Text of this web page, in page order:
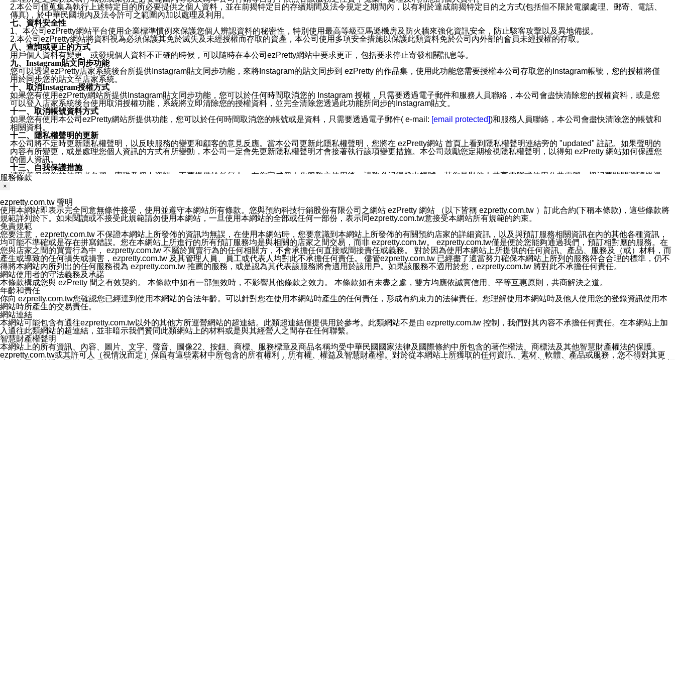
2.本公司僅蒐集為執行上述特定目的所必要提供之個人資料，並在前揭特定目的存續期間及法令規定之期間內，以有利於達成前揭特定目的之方式(包括但不限於電腦處理、郵寄、電話、
傳真)，於中華民國境內及法令許可之範圍內加以處理及利用。
七、資料安全性
1、本公司ezPretty網站平台使用企業標準慣例來保護您個人辨認資料的秘密性，特別使用最高等級亞馬遜機房及防火牆來強化資訊安全，防止駭客攻擊以及異地備援。
2.本公司ezPretty網站將資料視為必須保護其免於滅失及未經授權而存取的資產，本公司使用多項安全措施以保護此類資料免於公司內外部的會員未經授權的存取。
八、查詢或更正的方式
用戶個人資料有變更、或發現個人資料不正確的時候，可以隨時在本公司ezPretty網站中要求更正，包括要求停止寄發相關訊息等。
九、Instagram貼文同步功能
您可以透過ezPretty店家系統後台所提供Instagram貼文同步功能，來將Instagram的貼文同步到 ezPretty 的作品集，使用此功能您需要授權本公司存取您的Instagram帳號，您的授權將僅
用於同步您的貼文至店家系統。
十、取消Instagram授權方式
如果您有使用ezPretty網站所提供Instagram貼文同步功能，您可以於任何時間取消您的 Instagram 授權，只需要透過電子郵件和服務人員聯絡，本公司會盡快清除您的授權資料，或是您
可以登入店家系統後台使用取消授權功能，系統將立即清除您的授權資料，並完全清除您透過此功能所同步的Instagram貼文。
十一、取消帳號資料方式
如果您有使用本公司ezPretty網站所提供功能，您可以於任何時間取消您的帳號或是資料，只需要透過電子郵件( e-mail: [email protected])和服務人員聯絡，本公司會盡快清除您的帳號和
相關資料。
十二、隱私權聲明的更新
本公司將不定時更新隱私權聲明，以反映服務的變更和顧客的意見反應。當本公司更新此隱私權聲明，您將在 ezPretty網站 首頁上看到隱私權聲明連結旁的 "updated" 註記。如果聲明的
內容有所變更，或是處理您個人資訊的方式有所變動，本公司一定會先更新隱私權聲明才會接著執行該項變更措施。本公司鼓勵您定期檢視隱私權聲明，以得知 ezPretty 網站如何保護您
的個人資訊。
十三、自我保護措施
請妥善保管您的使用者名稱、密碼及個人資料，不要提供給任何人。在您完成個人化服務之使用後，請務必記得登出帳號。若您是與他人共享電腦或使用公共電腦，切記要關閉瀏覽器視
窗，以防止他人讀取您的個人資料、信件或進入所機關管理區。
您同意本公司網站，透過您所提供的郵件地址與您取得聯絡並傳送或宣傳本網站各項服務之資料或電子郵件供您參考。您能依照該資料或電子郵件所指示之方法、說明或功能連結，隨時
停止接收這些資料或電子郵件。
十五、訊息通知
本公司/本服務將以通知型訊息傳送重要訊息給您。即使未加入本公司/本服務好友，您仍可接收到通知型訊息。
本公司/本服務傳送之通知型訊息以對您有效且重要的訊息為限，以廣告或其他目的的訊息皆不會被傳送。滿足以下三個條件者，將可收到通知型訊息。
1.LINE 帳號設定的電話號碼與本公司/本服務所傳來的電話號碼比對相符。
2.該 LINE 帳號已在 LINE APP 設定中，同意接收通知型訊息。
3.LINE 帳號未封鎖傳送訊息之 LINE 官方帳號。
欲變更通知型訊息的設定，操作如下：
1.點選「主頁」＞「設定」
2.點選「隱私設定」
3.點選「提供使用資料」
4.點選「LINE通知型訊息」
5.開關「接收LINE通知型訊息」
❗️關閉「接收通知型訊息」後，將不會接收到來自任何企業官方帳號或認證官方帳號的通知型訊息。
服務條款
×
ezpretty.com.tw 聲明
使用本網站即表示完全同意無條件接受，使用並遵守本網站所有條款。您與預約科技行銷股份有限公司之網站 ezPretty 網站 （以下皆稱 ezpretty.com.tw ）訂此合約(下稱本條款)，這些條款將
規範詳列於下。如未閱讀或不接受此規範請勿使用本網站，一旦使用本網站的全部或任何一部份，表示同ezpretty.com.tw意接受本網站所有規範的約束。
免責規範
您要注意，ezpretty.com.tw 不保證本網站上所發佈的資訊均無誤，在使用本網站時，您要意識到本網站上所發佈的有關預約店家的詳細資訊，以及與預訂服務相關資訊在內的其他各種資訊，
均可能不準確或是存在拼寫錯誤。您在本網站上所進行的所有預訂服務均是與相關的店家之間交易，而非 ezpretty.com.tw。 ezpretty.com.tw僅是便於您能夠通過我們，預訂相對應的服務。在
您與店家之間的買賣行為中， ezpretty.com.tw 不屬於買賣行為的任何相關方，不會承擔任何直接或間接責任或義務。 對於因為使用本網站上所提供的任何資訊、產品、服務及（或）材料，而
產生或導致的任何損失或損害，ezpretty.com.tw 及其管理人員、員工或代表人均對此不承擔任何責任。 儘管ezpretty.com.tw 已經盡了適當努力確保本網站上所列的服務符合合理的標準，仍不
得將本網站內所列出的任何服務視為 ezpretty.com.tw 推薦的服務，或是認為其代表該服務將會適用於該用戶。如果該服務不適用於您，ezpretty.com.tw 將對此不承擔任何責任。
網站使用者的守法義務及承諾
本條款構成您與 ezPretty 間之有效契約。 本條款中如有一部無效時，不影響其他條款之效力。 本條款如有未盡之處，雙方均應依誠實信用、平等互惠原則，共商解決之道。
年齡和責任
你向 ezpretty.com.tw您確認您已經達到使用本網站的合法年齡。可以針對您在使用本網站時產生的任何責任，形成有約束力的法律責任。您理解使用本網站時及他人使用您的登錄資訊使用本
網站時所產生的交易責任。
網站連結
本網站可能包含有通往ezpretty.com.tw以外的其他方所運營網站的超連結。此類超連結僅提供用於參考。此類網站不是由 ezpretty.com.tw 控制，我們對其內容不承擔任何責任。在本網站上加
入通往此類網站的超連結，並非暗示我們贊同此類網站上的材料或是與其經營人之間存在任何聯繫。
智慧財產權聲明
本網站上的所有資訊、內容、圖片、文字、聲音、圖像22、按鈕、商標、服務標章及商品名稱均受中華民國國家法律及國際條約中所包含的著作權法、商標法及其他智慧財產權法的保護。
ezpretty.com.tw或其許可人（視情況而定）保留有這些素材中所包含的所有權利，所有權、權益及智慧財產權。對於從本網站上所獲取的任何資訊、素材、軟體、產品或服務，您不得對其更